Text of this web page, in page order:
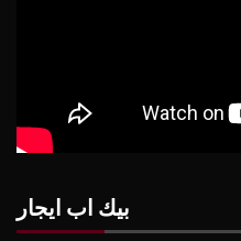
بيك اب ايجار